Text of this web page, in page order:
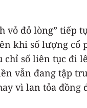
vỏ đỏ lòng” tiếp
khi số lượng cổ
chỉ số liên tục đi
vẫn đang tập
vì lan tỏa đồng